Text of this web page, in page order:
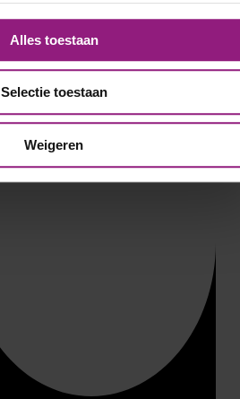
Alles toestaan
Selectie toestaan
Weigeren